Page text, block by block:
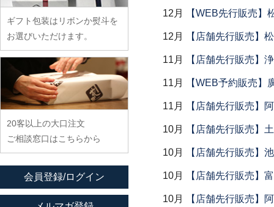
12月 【WEB先行販売】
12月 【店舗先行販売】
11月 【店舗先行販売】
11月 【WEB予約販売】
11月 【店舗先行販売】
10月 【店舗先行販売】
10月 【店舗先行販売】
10月 【店舗先行販売】
10月 【店舗先行販売】
臼田けい子
海野裕
浦陽子
遠藤マサヒロ
大井寛史
大久保公太郎
大沢和義
大平新五
大前史
大和田友香
小林巧征
小牧広平
近藤亮介
藤田永子
藤塚光男
ほたる窯
堀畑蘭
村田菜穂美
木工ヤマニ
森知恵子
森悠紀子
森下綾
ギフト包装はリボンか熨斗を
お選びいただけます。
20客以上の大口注文
ご相談窓口はこちらから
会員登録/ログイン